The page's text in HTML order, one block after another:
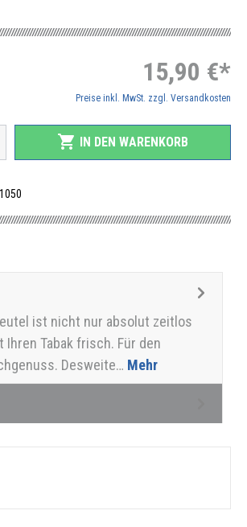
15,90 €*
Preise inkl. MwSt. zzgl. Versandkosten
shopping_cart IN DEN WARENKORB
ist nicht nur absolut zeitlos
Ihren Tabak frisch. Für den
Desweite… Mehr